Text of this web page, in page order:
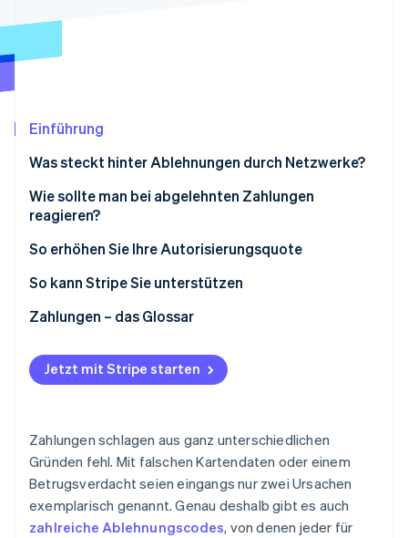
Identity
Online-Identitätsprüfung
Stripe-Sessions 2026
Erfahren Sie, wie Stripe Lösungen für
Jetzt ansehen
Einführung
Was steckt hinter Ablehnungen durch Netzwerke?
Wie sollte man bei abgelehnten Zahlungen
reagieren?
So erhöhen Sie Ihre Autorisierungsquote
So kann Stripe Sie unterstützen
Enhanced Issuer Network (Erweitertes
Adaptive Acceptance
Kartenaktualisierer
Netzwerk-Token
Zahlungen – das Glossar
Jetzt mit Stripe starten
Zahlungen schlagen aus ganz unterschiedlichen
Gründen fehl. Mit falschen Kartendaten oder einem
Betrugsverdacht seien eingangs nur zwei Ursachen
exemplarisch genannt. Genau deshalb gibt es auch
zahlreiche Ablehnungscodes, von denen jeder für